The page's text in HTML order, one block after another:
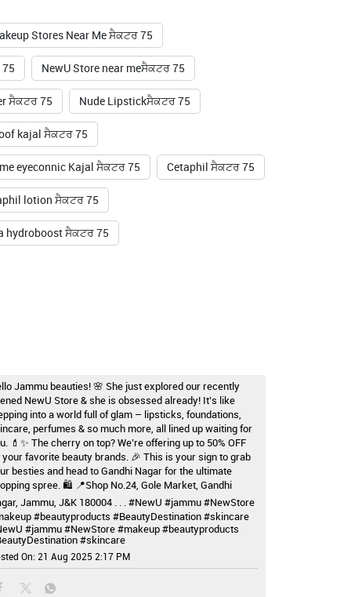
Stores Near Me ਸੈਕਟਰ 75
NewU Store near meਸੈਕਟਰ 75
ਸੈਕਟਰ 75 Nude Lipstickਸੈਕਟਰ 75
kajal ਸੈਕਟਰ 75
eyeconnic Kajal ਸੈਕਟਰ 75 Cetaphil ਸੈਕਟਰ 75
lotion ਸੈਕਟਰ 75
hydroboost ਸੈਕਟਰ 75
Jammu beauties! 🌸 She just explored our recently
NewU Store & she is obsessed already! It’s like
into a world full of glam – lipsticks, foundations,
perfumes & so much more, all lined up waiting for
💄✨ The cherry on top? We’re offering up to 50% OFF
your favorite beauty brands. 🎉 This is your sign to grab
besties and head to Gandhi Nagar for the ultimate
spree. 🛍️ 📍Shop No.24, Gole Market, Gandhi
Jammu, J&K 180004 . . . #NewU #jammu #NewStore
#beautyproducts #BeautyDestination #skincare
#jammu#NewStore#makeup#beautyproducts
#skincare
On: 21 Aug 2025 2:17 PM